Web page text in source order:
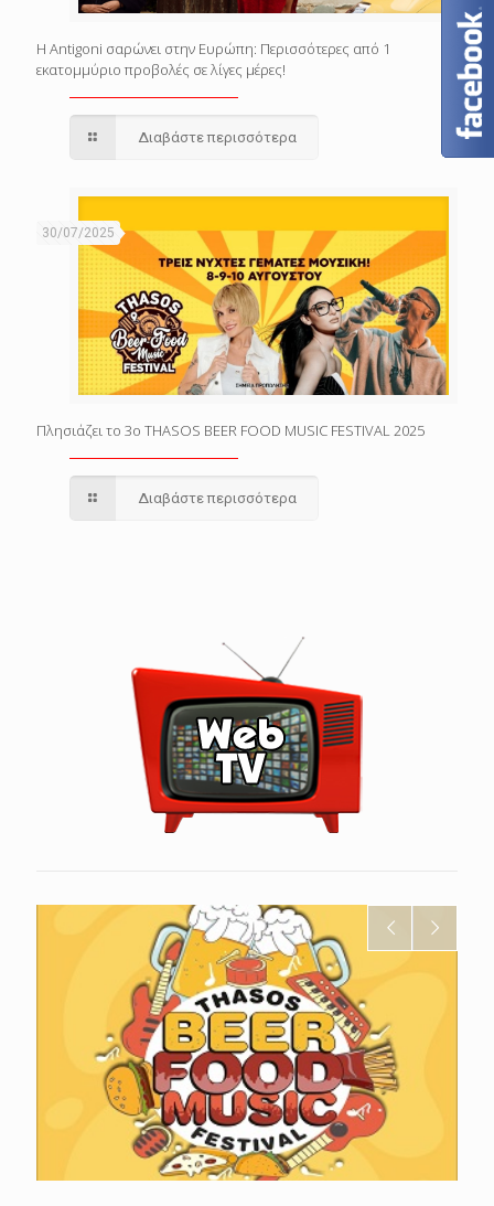
Η Antigoni σαρώνει στην Ευρώπη: Περισσότερες από 1
εκατομμύριο προβολές σε λίγες μέρες!
Διαβάστε περισσότερα
30/07/2025
Πλησιάζει το 3o THASOS BEER FOOD MUSIC FESTIVAL 2025
Διαβάστε περισσότερα